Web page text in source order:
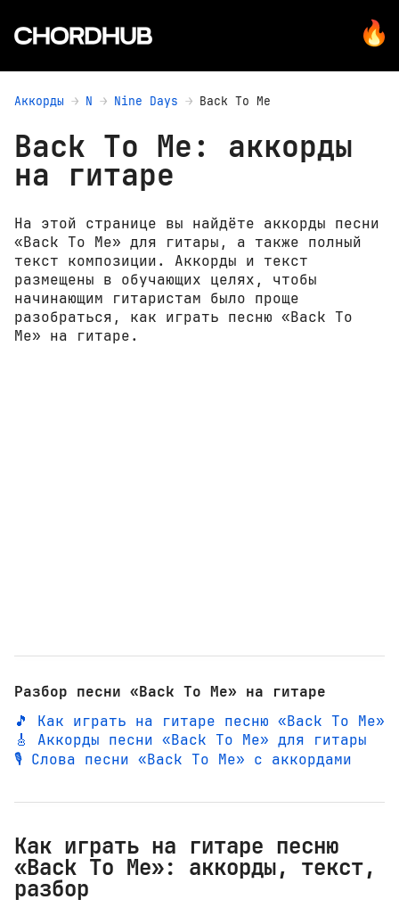
Аккорды N Nine Days Back To Me
Back To Me: аккорды
на гитаре
На этой странице вы найдёте аккорды песни
«Back To Me» для гитары, а также полный
текст композиции. Аккорды и текст
размещены в обучающих целях, чтобы
начинающим гитаристам было проще
разобраться, как играть песню «Back To
Me» на гитаре.
Разбор песни «Back To Me» на гитаре
🎵 Как играть на гитаре песню «Back To Me»
🎸 Аккорды песни «Back To Me» для гитары
🎙️ Слова песни «Back To Me» с аккордами
Как играть на гитаре песню
«Back To Me»: аккорды, текст,
разбор